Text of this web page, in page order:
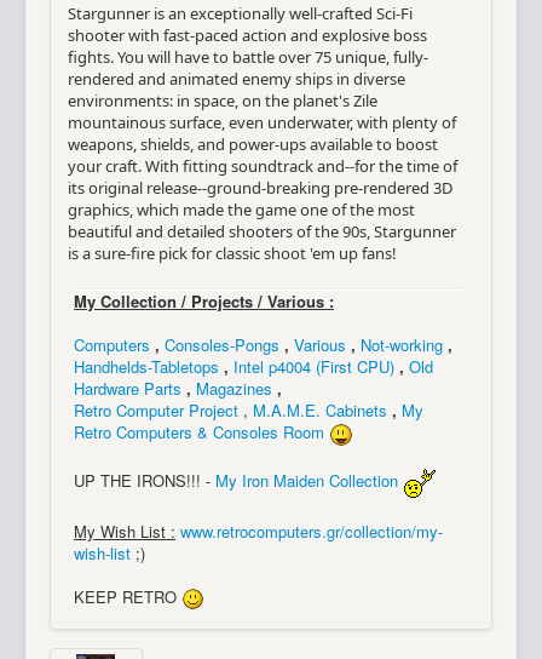
Stargunner is an exceptionally well-crafted Sci-Fi
shooter with fast-paced action and explosive boss
fights. You will have to battle over 75 unique, fully-
rendered and animated enemy ships in diverse
environments: in space, on the planet's Zile
mountainous surface, even underwater, with plenty of
weapons, shields, and power-ups available to boost
your craft. With fitting soundtrack and--for the time of
its original release--ground-breaking pre-rendered 3D
graphics, which made the game one of the most
beautiful and detailed shooters of the 90s, Stargunner
is a sure-fire pick for classic shoot 'em up fans!
My Collection / Projects / Various :
Computers , Consoles-Pongs , Various , Not-working ,
Handhelds-Tabletops , Intel p4004 (First CPU) , Old
Hardware Parts , Magazines ,
Retro Computer Project , M.A.M.E. Cabinets , My
Retro Computers & Consoles Room
UP THE IRONS!!! - My Iron Maiden Collection
My Wish List : www.retrocomputers.gr/collection/my-
wish-list ;)
KEEP RETRO